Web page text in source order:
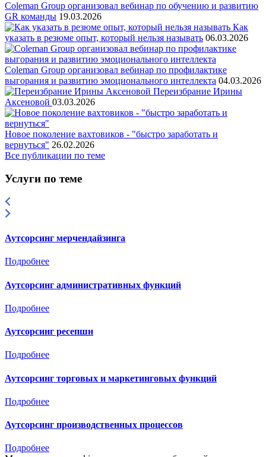
Coleman Group организовал вебинар по обучению и развитию
GR команды 19.03.2026
Как
указать в резюме опыт, который нельзя называть 06.03.2026
Coleman Group организовал вебинар по профилактике
выгорания и развитию эмоционального интеллекта 04.03.2026
Переизбрание Ирины
Аксеновой 03.03.2026
Новое поколение вахтовиков - "быстро заработать и
вернуться" 26.02.2026
Все публикации по теме
Услуги по теме
Аутсорсинг мерчендайзинга
Подробнее
Аутсорсинг административных функций
Подробнее
Аутсорсинг ресепшн
Подробнее
Аутсорсинг торговых и маркетинговых функций
Подробнее
Аутсорсинг производственных процессов
Подробнее